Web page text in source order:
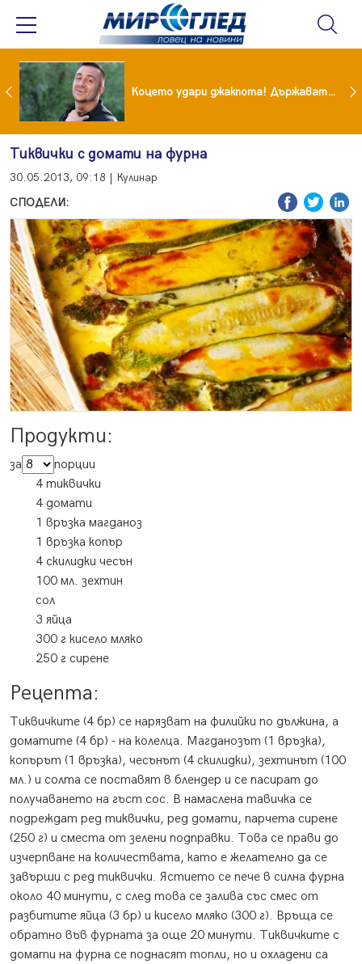
Тишина преди бурята! Защо Саня Армутлиева продължава да мълчи за раздялата с Дара? Коцето удари джакпота! Държавата му плаща 95 000 евро
Тиквички с домати на фурна
30.05.2013, 09:18 | Кулинар
СПОДЕЛИ:
Продукти:
за
порции
4 тиквички
4 домати
1 връзка магданоз
1 връзка копър
4 скилидки чесън
100 мл. зехтин
сол
3 яйца
300 г кисело мляко
250 г сирене
Рецепта:
Тиквичките (4 бр) се нарязват на филийки по дължина, а
доматите (4 бр) - на колелца. Магданозът (1 връзка),
копърът (1 връзка), чесънът (4 скилидки), зехтинът (100
мл.) и солта се поставят в блендер и се пасират до
получаването на гъст сос. В намаслена тавичка се
подреждат ред тиквички, ред домати, парчета сирене
(250 г) и сместа от зелени подправки. Това се прави до
изчерпване на количествата, като е желателно да се
завърши с ред тиквички. Ястието се пече в силна фурна
около 40 минути, с след това се залива със смес от
разбитите яйца (3 бр) и кисело мляко (300 г). Връща се
обратно във фурната за още 20 минути. Тиквичките с
домати на фурна се поднасят топли, но и охладени са